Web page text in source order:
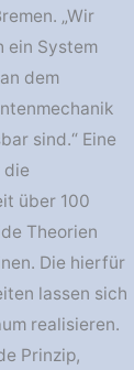
„Wir
ein System
dem
sind.“ Eine
die
über 100
Theorien
Die hierfür
lassen sich
realisieren.
Prinzip,